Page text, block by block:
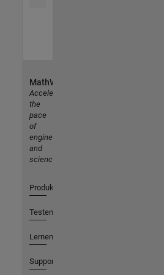
MathWorks
Accelerating
the
pace
of
engineering
and
science
Produkte
Testen oder Kaufen
Lernen
Support